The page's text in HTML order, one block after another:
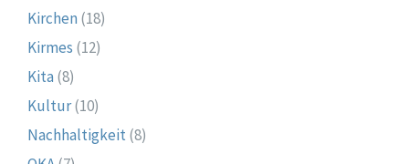
Kirchen (18)
Kirmes (12)
Kita (8)
Kultur(10)
Nachhaltigkeit(8)